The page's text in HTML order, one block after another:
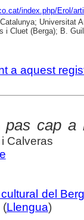
index.php/Erol/
Universitat
i Cluet (Berga); B.
a aquest
cap a
Calveras
del
(Llengua)